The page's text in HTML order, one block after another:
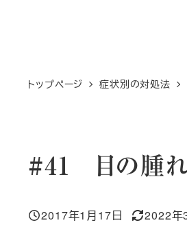
トップページ 症状別の対処法
#41 目の腫れ
投稿日
2017年1月17日
更新日
2022年